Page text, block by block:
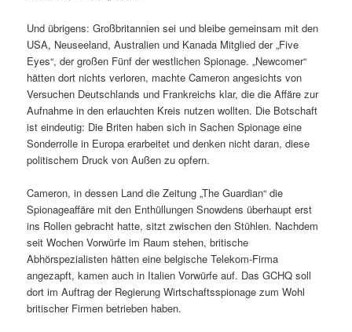
Und übrigens: Großbritannien sei und bleibe gemeinsam mit den
USA, Neuseeland, Australien und Kanada Mitglied der „Five
Eyes“, der großen Fünf der westlichen Spionage. „Newcomer“
hätten dort nichts verloren, machte Cameron angesichts von
Versuchen Deutschlands und Frankreichs klar, die die Affäre zur
Aufnahme in den erlauchten Kreis nutzen wollten. Die Botschaft
ist eindeutig: Die Briten haben sich in Sachen Spionage eine
Sonderrolle in Europa erarbeitet und denken nicht daran, diese
politischem Druck von Außen zu opfern.
Cameron, in dessen Land die Zeitung „The Guardian“ die
Spionageaffäre mit den Enthüllungen Snowdens überhaupt erst
ins Rollen gebracht hatte, sitzt zwischen den Stühlen. Nachdem
seit Wochen Vorwürfe im Raum stehen, britische
Abhörspezialisten hätten eine belgische Telekom-Firma
angezapft, kamen auch in Italien Vorwürfe auf. Das GCHQ soll
dort im Auftrag der Regierung Wirtschaftsspionage zum Wohl
britischer Firmen betrieben haben.